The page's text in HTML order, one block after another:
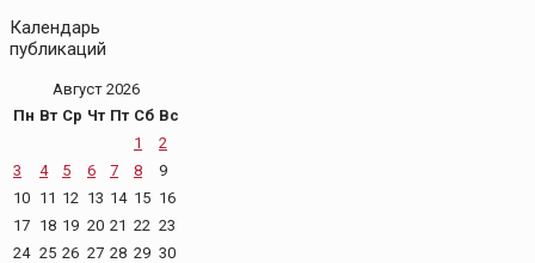
Календарь
публикаций
Август 2026
Пн Вт Ср Чт Пт Сб Вс
1
2
3
4 5 6 7 8
9
10 11 12 13 14 15 16
17 18 19 20 21 22 23
24 25 26 27 28 29 30